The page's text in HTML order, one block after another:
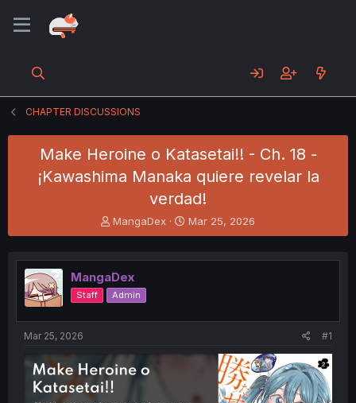
CHAPTER DISCUSSIONS
Make Heroine o Katasetai!! - Ch. 18 -
¡Kawashima Manaka quiere revelar la
verdad!
T
h
e
a
d
s
t
e
r
MangaDex
S
t
r
t
Mar 25, 2026
MangaDex
Staff Admin
Mar 25, 2026 #1